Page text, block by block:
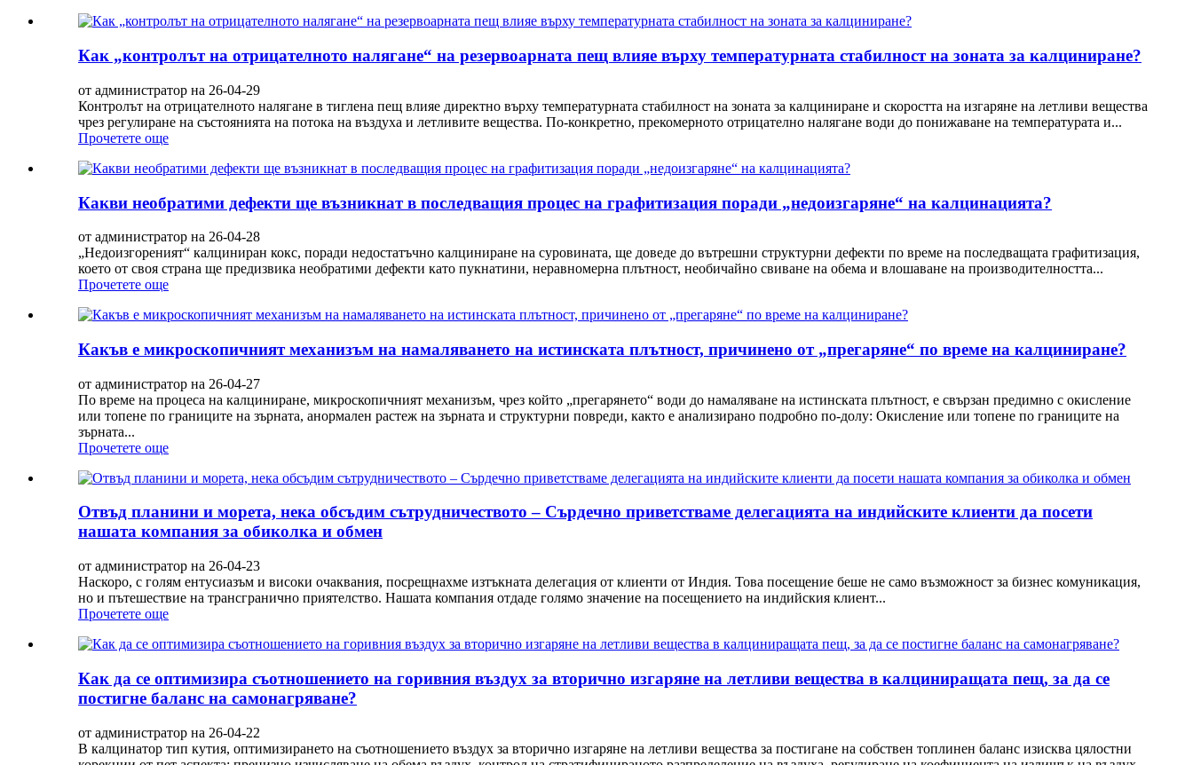
Как „контролът на отрицателното налягане“ на резервоарната пещ влияе върху температурната стабилност на зоната за калциниране?
от администратор на 26-04-29
Контролът на отрицателното налягане в тиглена пещ влияе директно върху температурната стабилност на зоната за калциниране и скоростта на изгаряне на летливи вещества
чрез регулиране на състоянията на потока на въздуха и летливите вещества. По-конкретно, прекомерното отрицателно налягане води до понижаване на температурата и...
Прочетете още
Какви необратими дефекти ще възникнат в последващия процес на графитизация поради „недоизгаряне“ на калцинацията?
от администратор на 26-04-28
„Недоизгореният“ калциниран кокс, поради недостатъчно калциниране на суровината, ще доведе до вътрешни структурни дефекти по време на последващата графитизация,
което от своя страна ще предизвика необратими дефекти като пукнатини, неравномерна плътност, необичайно свиване на обема и влошаване на производителността...
Прочетете още
Какъв е микроскопичният механизъм на намаляването на истинската плътност, причинено от „прегаряне“ по време на калциниране?
от администратор на 26-04-27
По време на процеса на калциниране, микроскопичният механизъм, чрез който „прегарянето“ води до намаляване на истинската плътност, е свързан предимно с окисление
или топене по границите на зърната, анормален растеж на зърната и структурни повреди, както е анализирано подробно по-долу: Окисление или топене по границите на
зърната...
Прочетете още
Отвъд планини и морета, нека обсъдим сътрудничеството – Сърдечно приветстваме делегацията на индийските клиенти да посети
нашата компания за обиколка и обмен
от администратор на 26-04-23
Наскоро, с голям ентусиазъм и високи очаквания, посрещнахме изтъкната делегация от клиенти от Индия. Това посещение беше не само възможност за бизнес комуникация,
но и пътешествие на трансгранично приятелство. Нашата компания отдаде голямо значение на посещението на индийския клиент...
Прочетете още
Как да се оптимизира съотношението на горивния въздух за вторично изгаряне на летливи вещества в калциниращата пещ, за да се
постигне баланс на самонагряване?
от администратор на 26-04-22
В калцинатор тип кутия, оптимизирането на съотношението въздух за вторично изгаряне на летливи вещества за постигане на собствен топлинен баланс изисква цялостни